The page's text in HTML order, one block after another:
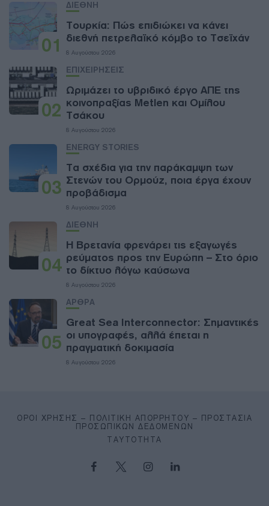
01
ΔΙΕΘΝΗ
Τουρκία: Πώς επιδιώκει να κάνει
διεθνή πετρελαϊκό κόμβο το Τσεϊχάν
8 Αυγούστου 2026
02
ΕΠΙΧΕΙΡΗΣΕΙΣ
Ωριμάζει το υβριδικό έργο ΑΠΕ της
κοινοπραξίας Metlen και Ομίλου
Τσάκου
8 Αυγούστου 2026
03
ENERGY STORIES
Τα σχέδια για την παράκαμψη των
Στενών του Ορμούζ, ποια έργα έχουν
προβάδισμα
8 Αυγούστου 2026
04
ΔΙΕΘΝΗ
Η Βρετανία φρενάρει τις εξαγωγές
ρεύματος προς την Ευρώπη – Στο όριο
το δίκτυο λόγω καύσωνα
8 Αυγούστου 2026
05
ΑΡΘΡΑ
Great Sea Interconnector: Σημαντικές
οι υπογραφές, αλλά έπεται η
πραγματική δοκιμασία
8 Αυγούστου 2026
ΌΡΟΙ ΧΡΉΣΗΣ – ΠΟΛΙΤΙΚΉ ΑΠΟΡΡΉΤΟΥ – ΠΡΟΣΤΑΣΊΑ
ΠΡΟΣΩΠΙΚΏΝ ΔΕΔΟΜΈΝΩΝ
ΤΑΥΤΌΤΗΤΑ